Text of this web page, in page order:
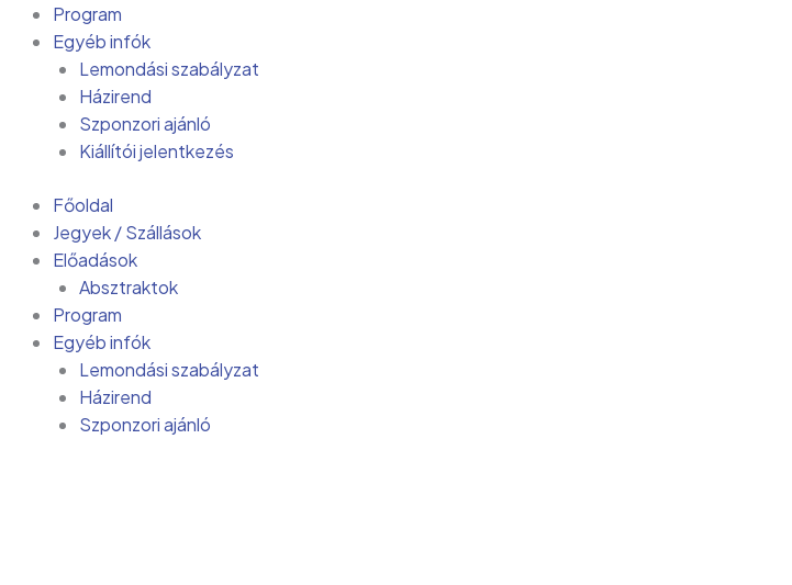
Program
Egyéb infók
Lemondási szabályzat
Házirend
Szponzori ajánló
Kiállítói jelentkezés
Főoldal
Jegyek / Szállások
Előadások
Absztraktok
Program
Egyéb infók
Lemondási szabályzat
Házirend
Szponzori ajánló